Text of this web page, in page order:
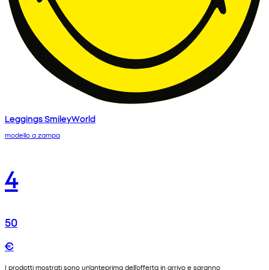
Leggings SmileyWorld
modello a zampa
4
50
€
I prodotti mostrati sono un'anteprima dell'offerta in arrivo e saranno